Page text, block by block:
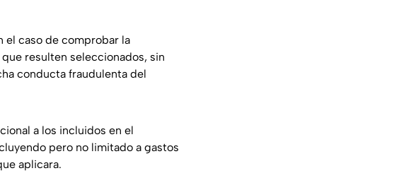
el caso de comprobar la
resulten seleccionados, sin
conducta fraudulenta del
a los incluidos en el
pero no limitado a gastos
aplicara.